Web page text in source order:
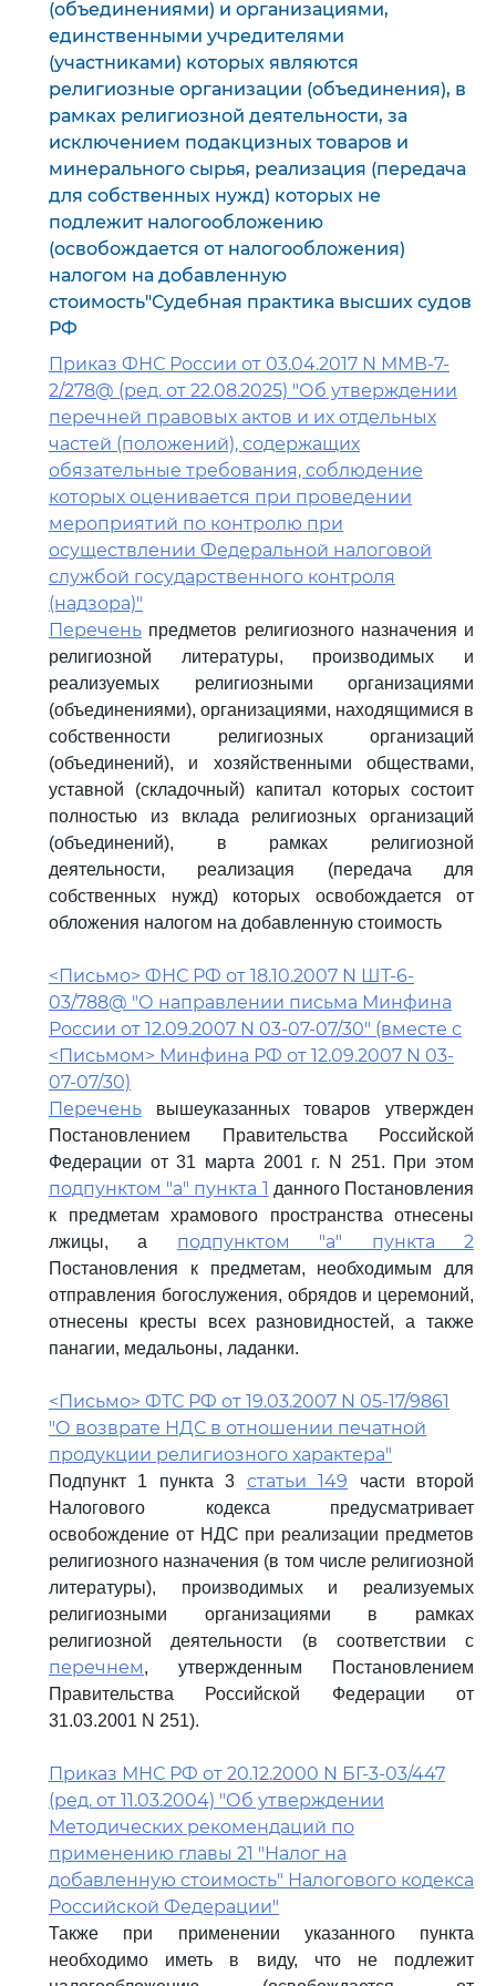
(объединениями) и организациями,
единственными учредителями
(участниками) которых являются
религиозные организации (объединения), в
рамках религиозной деятельности, за
исключением подакцизных товаров и
минерального сырья, реализация (передача
для собственных нужд) которых не
подлежит налогообложению
(освобождается от налогообложения)
налогом на добавленную
стоимость"Судебная практика высших судов
РФ
Приказ ФНС России от 03.04.2017 N ММВ-7-
2/278@ (ред. от 22.08.2025) "Об утверждении
перечней правовых актов и их отдельных
частей (положений), содержащих
обязательные требования, соблюдение
которых оценивается при проведении
мероприятий по контролю при
осуществлении Федеральной налоговой
службой государственного контроля
(надзора)"
Перечень предметов религиозного назначения и
религиозной литературы, производимых и
реализуемых религиозными организациями
(объединениями), организациями, находящимися в
собственности религиозных организаций
(объединений), и хозяйственными обществами,
уставной (складочный) капитал которых состоит
полностью из вклада религиозных организаций
(объединений), в рамках религиозной
деятельности, реализация (передача для
собственных нужд) которых освобождается от
обложения налогом на добавленную стоимость
<Письмо> ФНС РФ от 18.10.2007 N ШТ-6-
03/788@ "О направлении письма Минфина
России от 12.09.2007 N 03-07-07/30" (вместе с
<Письмом> Минфина РФ от 12.09.2007 N 03-
07-07/30)
Перечень вышеуказанных товаров утвержден
Постановлением Правительства Российской
Федерации от 31 марта 2001 г. N 251. При этом
подпунктом "a" пункта 1 данного Постановления
к предметам храмового пространства отнесены
лжицы, а подпунктом "а" пункта 2
Постановления к предметам, необходимым для
отправления богослужения, обрядов и церемоний,
отнесены кресты всех разновидностей, а также
панагии, медальоны, ладанки.
<Письмо> ФТС РФ от 19.03.2007 N 05-17/9861
"О возврате НДС в отношении печатной
продукции религиозного характера"
Подпункт 1 пункта 3 статьи 149 части второй
Налогового кодекса предусматривает
освобождение от НДС при реализации предметов
религиозного назначения (в том числе религиозной
литературы), производимых и реализуемых
религиозными организациями в рамках
религиозной деятельности (в соответствии с
перечнем, утвержденным Постановлением
Правительства Российской Федерации от
31.03.2001 N 251).
Приказ МНС РФ от 20.12.2000 N БГ-3-03/447
(ред. от 11.03.2004) "Об утверждении
Методических рекомендаций по
применению главы 21 "Налог на
добавленную стоимость" Налогового кодекса
Российской Федерации"
Также при применении указанного пункта
необходимо иметь в виду, что не подлежит